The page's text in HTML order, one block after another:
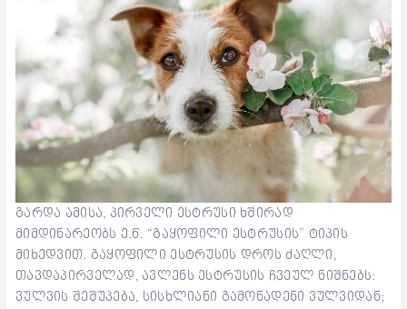
გარდა ამისა, პირველი ესტრუსი ხშირად
მიმდინარეობს ე.წ. “გაყოფილი ესტრუსის” ტიპის
მიხედვით. გაყოფილი ესტრუსის დროს ძაღლი,
თავდაპირველად, ავლენს ესტრუსის ჩვეულ ნიშნებს:
ვულვის შეშუპება, სისხლიანი გამონადენი ვულვიდან;